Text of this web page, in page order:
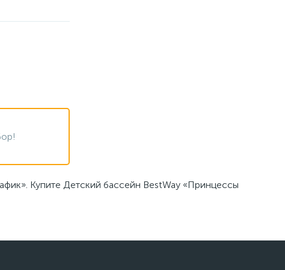
Купите Детский бассейн BestWay «Принцессы